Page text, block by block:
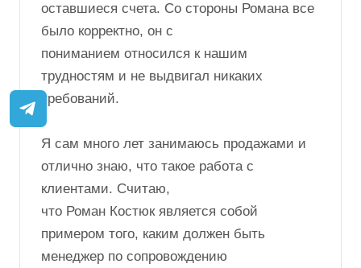
оставшиеся счета. Со стороны Романа все
было корректно, он с
пониманием относился к нашим
трудностям и не выдвигал никаких
требований.
Я сам много лет занимаюсь продажами и
отлично знаю, что такое работа с
клиентами. Считаю,
что Роман Костюк является собой
примером того, каким должен быть
менеджер по сопровождению